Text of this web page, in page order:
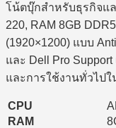
โน้ตบุ๊กสำหรับธุรกิจแ
220, RAM 8GB
(1920×1200) แบบ
และ Dell Pro
และการใช้งานทั่วไปใ
CPU
RAM